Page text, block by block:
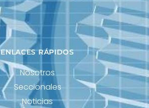
ENLACES RÁPIDOS
Nosotros
Seccionales
Noticias